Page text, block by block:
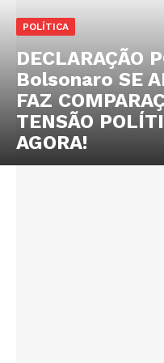
POLÍTICA
DECLARAÇÃO
Bolsonaro SE
FAZ
TENSÃO
AGORA!